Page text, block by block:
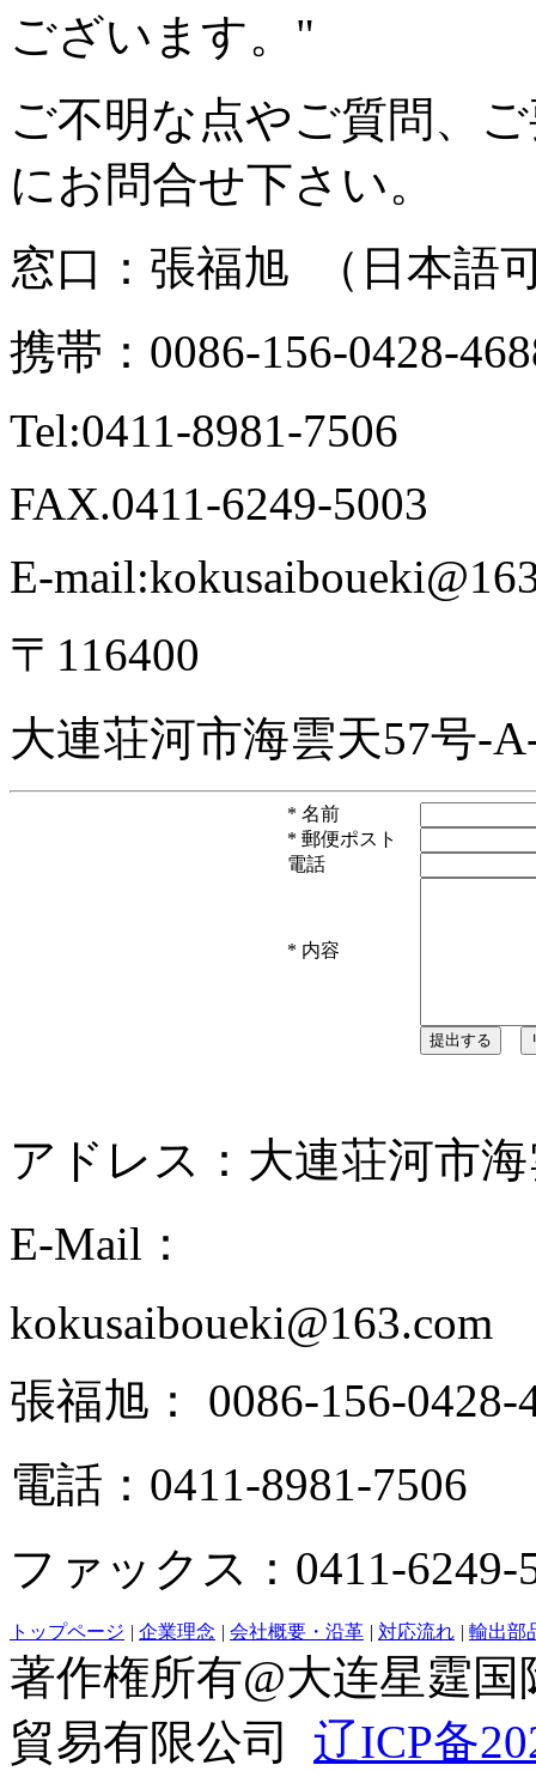
ございます。"
ご不明な点やご質問、
にお問合せ下さい。
窓口：張福旭 （日本語
携帯：0086-156-0428-
Tel:0411-8981-7506
FAX.0411-6249-5003
E-
〒116400
大連荘河市海雲天57号-
* 名前
* 郵便ポスト
電話
* 内容
アドレス：大連荘河市
E-Mail：
kokusaiboueki@163.com
張福旭： 0086-156-0428-
電話：0411-8981-7506
ファックス：0411-6249-
トップページ | 企業理念 | 会社概要・沿革 | 対応流れ | 輸出部
著作権所有@大连星霆
貿易有限公司 辽ICP备